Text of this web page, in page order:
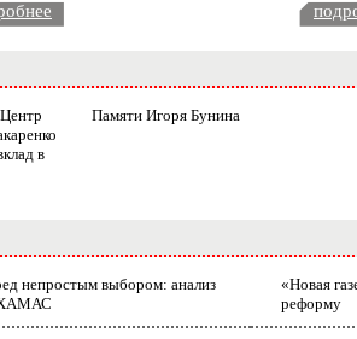
в
Памяти Игоря Бунина
непростым выбором: анализ
ХАМАС
«Новая
реформу